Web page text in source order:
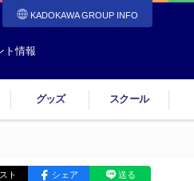
KADOKAWA GROUP INFO
ト情報
グッズ スクール
ト シェア 送る